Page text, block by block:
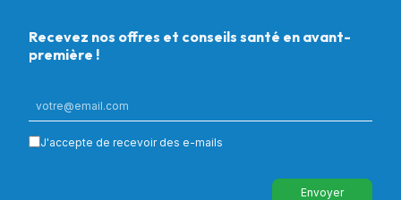
Recevez nos offres et conseils santé en avant-
première !
J'accepte de recevoir des e-mails
Envoyer